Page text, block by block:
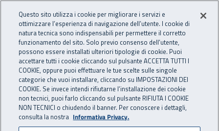
INAIL - Istituto Nazionale
Apri cerca
Navigazione principale
Navigazione - Ti trovi in:
Home Inail comunica News
30 maggio 2018
Questo sito utilizza i cookie per migliorare i servizi e
ottimizzare l’esperienza di navigazione dell’utente. I cookie di
natura tecnica sono indispensabili per permettere il corretto
funzionamento del sito. Solo previo consenso dell’utente,
possono essere installati ulteriori tipologie di cookie. Puoi
accettare tutti i cookie cliccando sul pulsante ACCETTA TUTTI I
COOKIE, oppure puoi effettuare le tue scelte sulle singole
categorie che vuoi installare, cliccando su IMPOSTAZIONI DEI
COOKIE. Se invece intendi rifiutarne l’installazione dei cookie
non tecnici, puoi farlo cliccando sul pulsante RIFIUTA I COOKIE
NON TECNICI o chiudendo il banner. Per conoscere i dettagli,
consulta la nostra Informativa Privacy.